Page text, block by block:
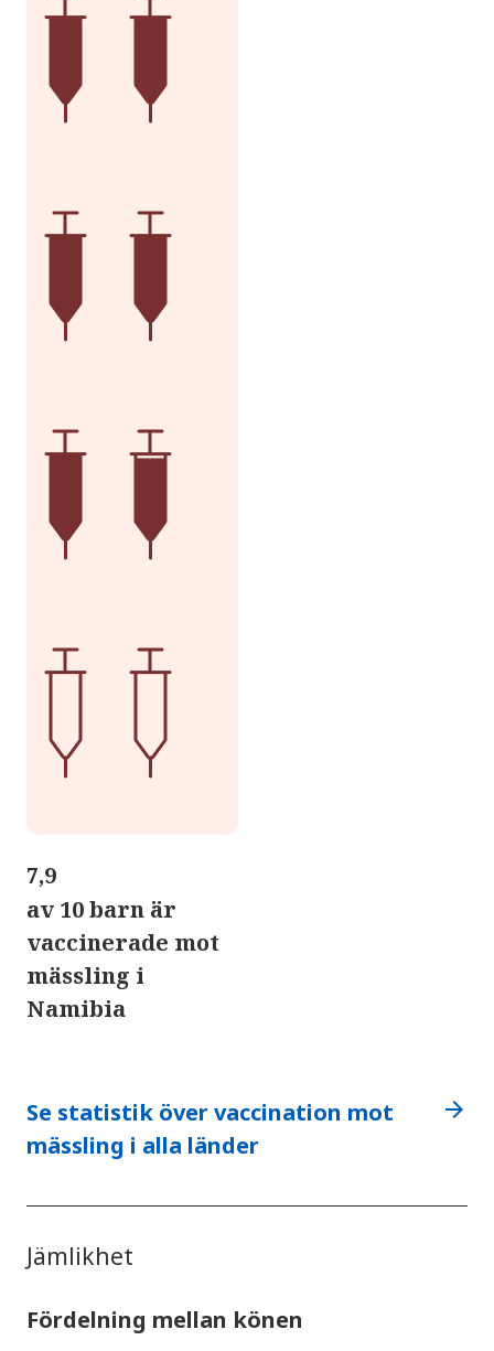
7,9
av 10 barn är
vaccinerade mot
mässling i
Namibia
Se statistik över vaccination mot
mässling i alla länder
arrow_forward
Jämlikhet
Fördelning mellan könen